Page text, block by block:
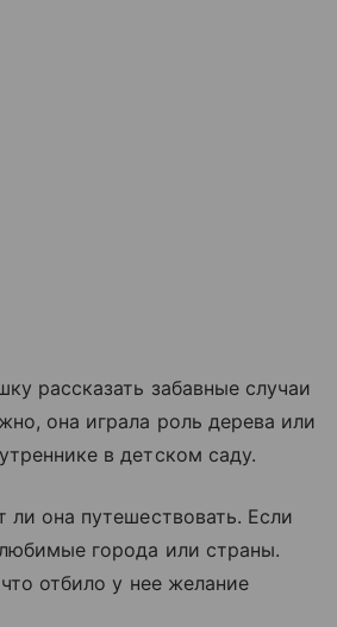
рассказать забавные случаи
она играла роль дерева или
в детском саду.
ли она путешествовать. Если
города или страны.
отбило у нее желание